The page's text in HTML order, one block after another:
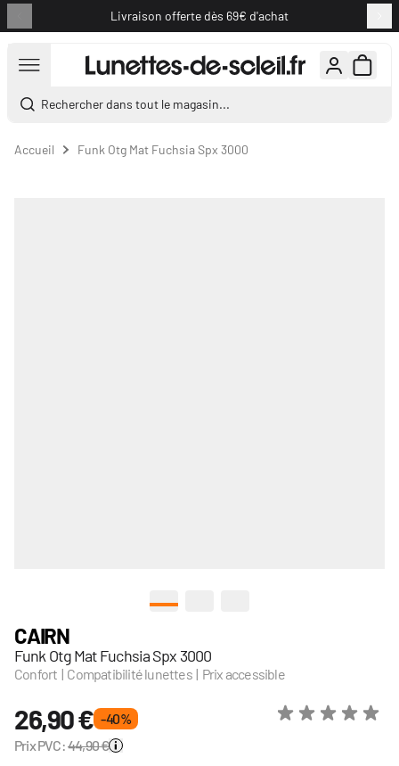
Livraison offerte dès 69€ d'achat
Rechercher dans tout le magasin...
Accueil Funk Otg Mat Fuchsia Spx 3000
CAIRN
Funk Otg Mat Fuchsia Spx 3000
Confort | Compatibilité lunettes | Prix accessible
26,90 € - 40 %
Prix PVC:44,90 €